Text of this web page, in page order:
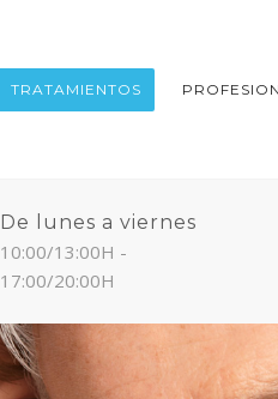
TRATAMIENTOS
De lunes a viernes
10:00/13:00H -
17:00/20:00H